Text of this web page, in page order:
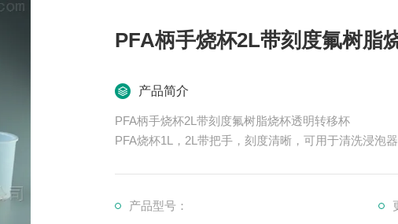
PFA柄手烧杯2L带刻度氟树脂
产品简介
PFA柄手烧杯2L带刻度氟树脂烧杯透明转移杯
PFA烧杯1L，2L带把手，刻度清晰，可用于清洗浸泡
产品型号：